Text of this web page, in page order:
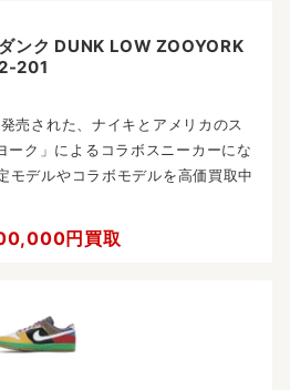
ンク DUNK LOW ZOOYORK
201
売された、ナイキとアメリカのス
ーク」によるコラボスニーカーにな
モデルやコラボモデルを高価買取中
円買取